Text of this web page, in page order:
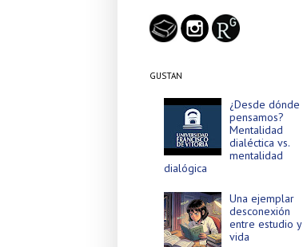
GUSTAN
¿Desde dónde
pensamos?
Mentalidad
dialéctica vs.
mentalidad
dialógica
Una ejemplar
desconexión
entre estudio y
vida